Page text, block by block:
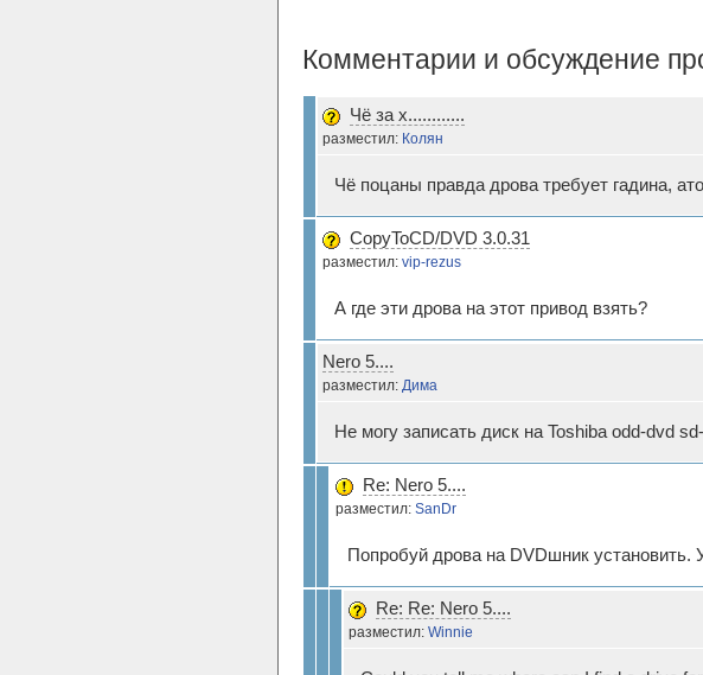
Комментарии и обсуждение
Чё за х............
разместил: Колян
Чё поцаны правда дрова требует гадина,
CopyToCD/DVD 3.0.31
разместил: vip-rezus
А где эти дрова на этот привод взять?
Nero 5....
разместил: Дима
Не могу записать диск на Toshiba odd-dvd
Re: Nero 5....
разместил: SanDr
Попробуй дрова на DVDшник установить.
Re: Re: Nero 5....
разместил: Winnie